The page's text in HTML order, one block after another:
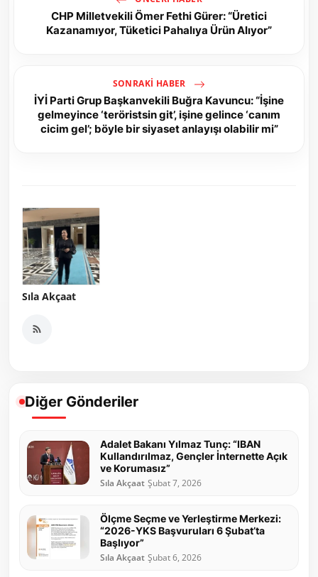
CHP Milletvekili Ömer Fethi Gürer: “Üretici
Kazanamıyor, Tüketici Pahalıya Ürün Alıyor”
SONRAKI HABER
İYİ Parti Grup Başkanvekili Buğra Kavuncu: “İşine
gelmeyince ‘teröristsin git’, işine gelince ‘canım
cicim gel’; böyle bir siyaset anlayışı olabilir mi”
Sıla Akçaat
Diğer Gönderiler
Adalet Bakanı Yılmaz Tunç: “IBAN
Kullandırılmaz, Gençler İnternette Açık
ve Korumasız”
Sıla Akçaat Şubat 7, 2026
Ölçme Seçme ve Yerleştirme Merkezi:
“2026-YKS Başvuruları 6 Şubat’ta
Başlıyor”
Sıla Akçaat Şubat 6, 2026